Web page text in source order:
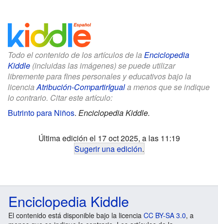
Todo el contenido de los artículos de la Enciclopedia
Kiddle (incluidas las imágenes) se puede utilizar
libremente para fines personales y educativos bajo la
licencia Atribución-CompartirIguala menos que se indique
lo contrario. Citar este artículo:
Butrinto para Niños. Enciclopedia Kiddle.
Última edición el 17 oct 2025, a las 11:19
Sugerir una edición.
Enciclopedia Kiddle
El contenido está disponible bajo la licencia CC BY-SA 3.0, a